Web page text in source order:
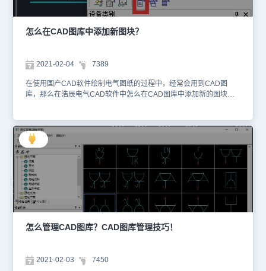
在以后的CAD绘图工作中如果需要插入水箱、水泵及文字说明的话可
以直接调用CAD图库中的整图插入及说明插入功能，更多相关CAD
教程请持续关注浩辰CAD软件官网教程专区。
怎么在CAD图库中添加新图块？
2021-02-04 7389
在使用国产CAD软件绘制电气图纸的过程中，经常会用到CAD图
库，那么在浩辰电气CAD软件中怎么在CAD图库中添加新的图块
吧！感兴趣的小伙伴可以了解一下哦！强电平面：CAD图库中添加新
图块的操作步骤新图块入库（建议新图快统一设置在0 层，再进行入
库），可以逐个添加入库，可以批量入库，也可以逐条入库。1、单
个图块入库单个图块入库功能可以先在平面图上绘制符号（可以是一
个图块），在CAD图库左侧列表中选择要入库的图库符号类别，此时
点击，再从图中选择要入库的图元即可入库。如果在系统设置中勾选
了“入库自定义尺寸”。在图中选择一个可参考尺寸的设备，新图块会
按照参考设备尺寸入库。新图块加在图库的最后。2、批量入库批量
入库功能可以将已经做好的所有图块一次性入库。点击，弹出如下图
所示对话框：切换到图块所在的位置，用窗口批量选择图块，然后选
“打开”即可将此次选择的图块批量入库。批量入库的图块在图库中的
库前，图库类别选择或默认的是“开关”，则执行批量入库操作后，新
加入的图块将自动加到“开关”类别中的最后。新加入的图块名称根据
怎么管理CAD图库？CAD图库管理技巧！
2021-02-03 7450